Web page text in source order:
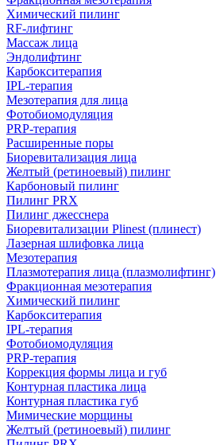
Химический пилинг
RF-лифтинг
Массаж лица
Эндолифтинг
Карбокситерапия
IPL‑терапия
Мезотерапия для лица
Фотобиомодуляция
PRP-терапия
Расширенные поры
Биоревитализация лица
Желтый (ретиноевый) пилинг
Карбоновый пилинг
Пилинг PRX
Пилинг джесснера
Биоревитализации Plinest (плинест)
Лазерная шлифовка лица
Мезотерапия
Плазмотерапия лица (плазмолифтинг)
Фракционная мезотерапия
Химический пилинг
Карбокситерапия
IPL‑терапия
Фотобиомодуляция
PRP-терапия
Коррекция формы лица и губ
Контурная пластика лица
Контурная пластика губ
Мимические морщины
Желтый (ретиноевый) пилинг